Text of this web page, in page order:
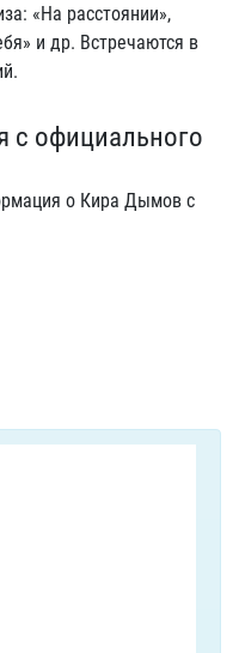
«На расстоянии»,
и др. Встречаются в
с официального
о Кира Дымов с